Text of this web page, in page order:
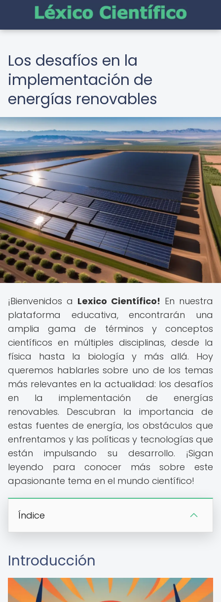
Los desafíos en la
implementación de
energías renovables
¡Bienvenidos a Lexico Científico! En nuestra
plataforma educativa, encontrarán una
amplia gama de términos y conceptos
científicos en múltiples disciplinas, desde la
física hasta la biología y más allá. Hoy
queremos hablarles sobre uno de los temas
más relevantes en la actualidad: los desafíos
en la implementación de energías
renovables. Descubran la importancia de
estas fuentes de energía, los obstáculos que
enfrentamos y las políticas y tecnologías que
están impulsando su desarrollo. ¡Sigan
leyendo para conocer más sobre este
apasionante tema en el mundo científico!
Índice
Introducción